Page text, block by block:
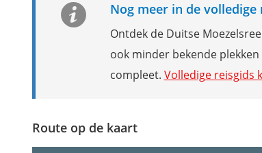
Nog meer in de volledige
Ontdek de Duitse
ook minder bekende
compleet. Volledige reisgids
Route op de kaart